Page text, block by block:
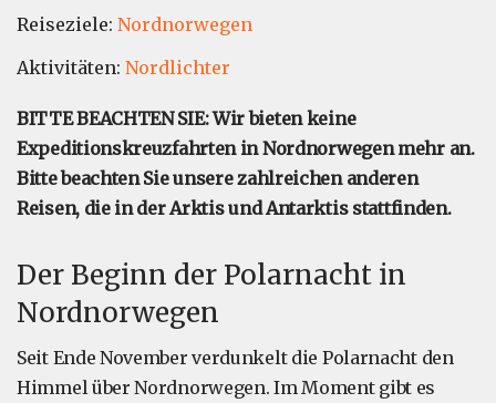
Reiseziele: Nordnorwegen
Aktivitäten: Nordlichter
BITTE BEACHTEN SIE: Wir bieten keine
Expeditionskreuzfahrten in Nordnorwegen mehr an.
Bitte beachten Sie unsere zahlreichen anderen
Reisen, die in der Arktis und Antarktis stattfinden.
Der Beginn der Polarnacht in
Nordnorwegen
Seit Ende November verdunkelt die Polarnacht den
Himmel über Nordnorwegen. Im Moment gibt es